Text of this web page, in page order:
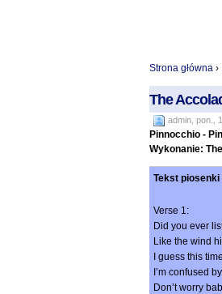
Strona główna›
The
admin, pon.,
Pinnocchio -
Wykonanie:
Tekst
Verse 1:
Did you ever
Like the wind
I guess this
I’m confused
Don’t worry